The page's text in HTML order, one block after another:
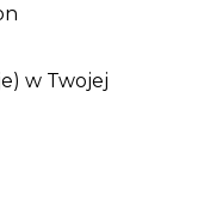
w Twojej